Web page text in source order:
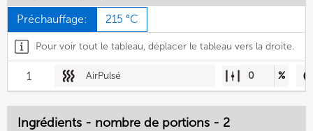
Préchauffage: 215 °C
Pour voir tout le tableau, déplacer le tableau vers la droite.
1 AirPulsé 0 %
Ingrédients - nombre de portions - 2